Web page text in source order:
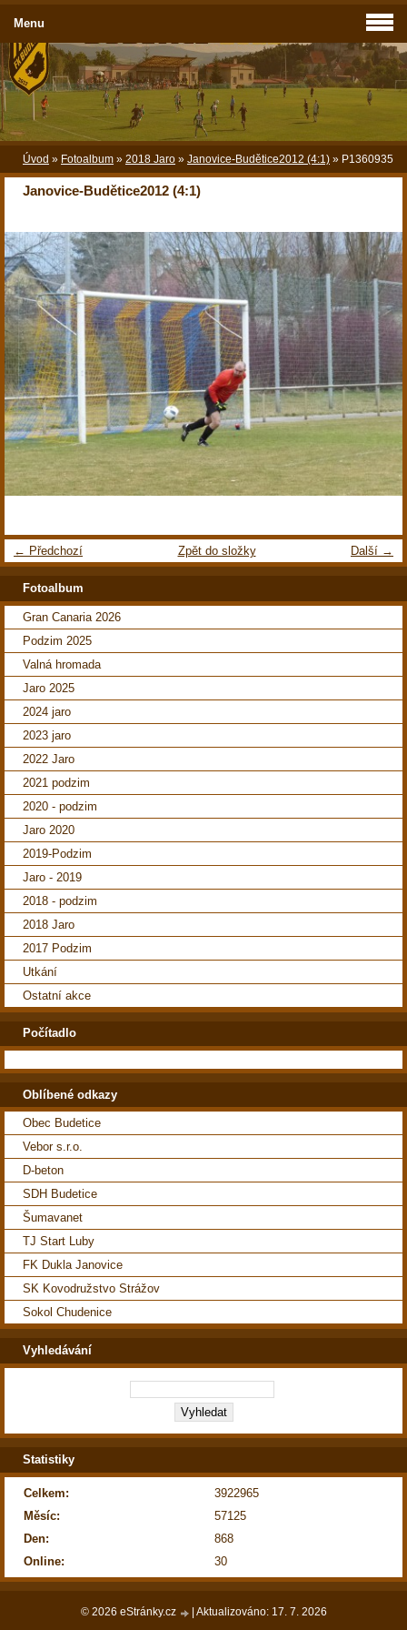
Úvod » Fotoalbum » 2018 Jaro » Janovice-Budětice2012 (4:1) » P1360935
Janovice-Budětice2012 (4:1)
← Předchozí Další →
Zpět do složky
Menu
Fotoalbum
Gran Canaria 2026
Podzim 2025
Valná hromada
Jaro 2025
2024 jaro
2023 jaro
2022 Jaro
2021 podzim
2020 - podzim
Jaro 2020
2019-Podzim
Jaro - 2019
2018 - podzim
2018 Jaro
2017 Podzim
Utkání
Ostatní akce
Počítadlo
Oblíbené odkazy
Obec Budetice
Vebor s.r.o.
D-beton
SDH Budetice
Šumavanet
TJ Start Luby
FK Dukla Janovice
SK Kovodružstvo Strážov
Sokol Chudenice
Vyhledávání
Statistiky
Online: 30
Celkem:
3922965
Měsíc:
57125
Den:
868
© 2026 eStránky.cz Aktualizováno: 17. 7. 2026